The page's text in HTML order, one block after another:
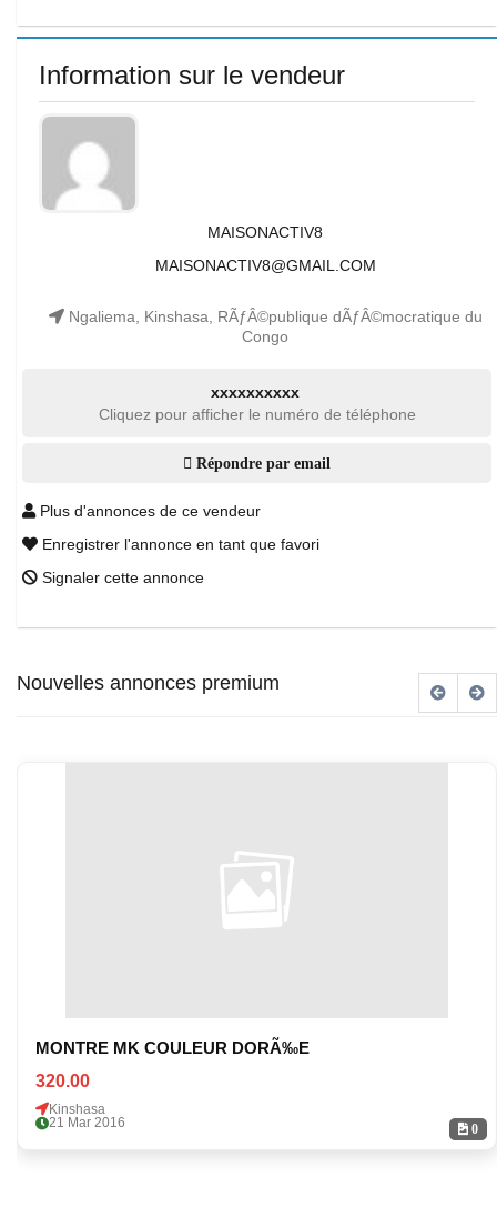
Information sur le vendeur
MAISONACTIV8
MAISONACTIV8@GMAIL.COM
Ngaliema, Kinshasa, RÃƒÂ©publique dÃƒÂ©mocratique du
Congo
xxxxxxxxxx
Cliquez pour afficher le numéro de téléphone
Répondre par email
Plus d'annonces de ce vendeur
Enregistrer l'annonce en tant que favori
Signaler cette annonce
Nouvelles annonces premium
0
MONTRE MK COULEUR DORÃ‰E
320.00
Kinshasa
21 Mar 2016